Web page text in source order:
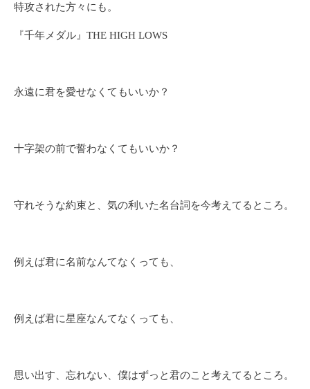
特攻された方々にも。
『千年メダル』THE HIGH LOWS
永遠に君を愛せなくてもいいか？
十字架の前で誓わなくてもいいか？
守れそうな約束と、気の利いた名台詞を今考えてるところ。
例えば君に名前なんてなくっても、
例えば君に星座なんてなくっても、
思い出す、忘れない、僕はずっと君のこと考えてるところ。